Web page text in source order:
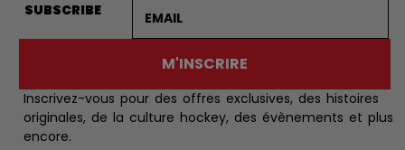
SUBSCRIBE
M'INSCRIRE
Inscrivez-vous pour des offres exclusives, des histoires
originales, de la culture hockey, des évènements et plus
encore.